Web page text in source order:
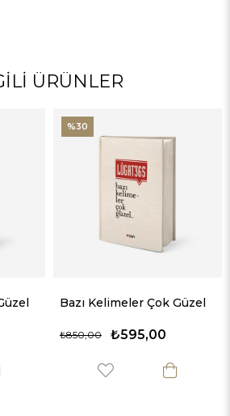
Bazı Kelimeler Çok Güzel
₺595,00
₺850,00
%30